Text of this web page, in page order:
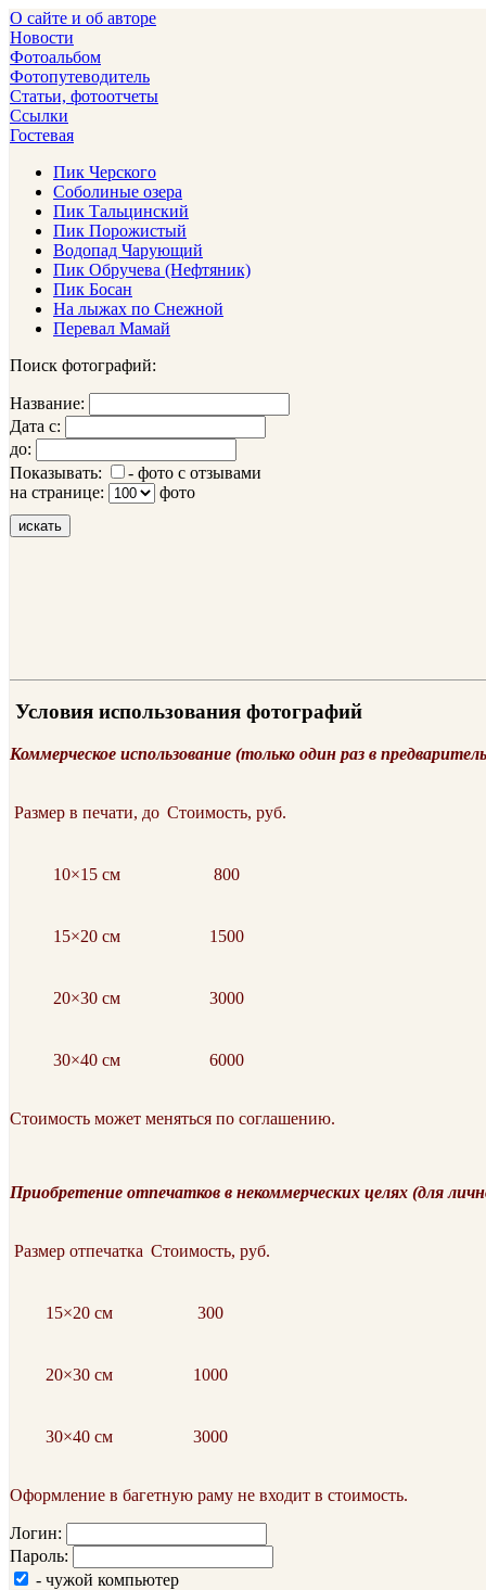
О сайте и об авторе
Новости
Фотоальбом
Фотопутеводитель
Статьи, фотоотчеты
Ссылки
Гостевая
Пик Черского
Соболиные озера
Пик Тальцинский
Пик Порожистый
Водопад Чарующий
Пик Обручева (Нефтяник)
Пик Босан
На лыжах по Снежной
Перевал Мамай
Поиск фотографий:
Название:
Дата с:
до:
Показывать:
- фото с отзывами
на странице:
фото
искать
Условия использования фотографий
Коммерческое использование (только один раз в
Размер в печати, до Стоимость, руб.
10×15 см 800
15×20 см 1500
20×30 см 3000
30×40 см 6000
Стоимость может меняться по соглашению.
Приобретение отпечатков в некоммерческих целях (для
Размер отпечатка Стоимость, руб.
15×20 см 300
20×30 см 1000
30×40 см 3000
Оформление в багетную раму не входит в стоимость.
Логин:
Пароль:
- чужой компьютер